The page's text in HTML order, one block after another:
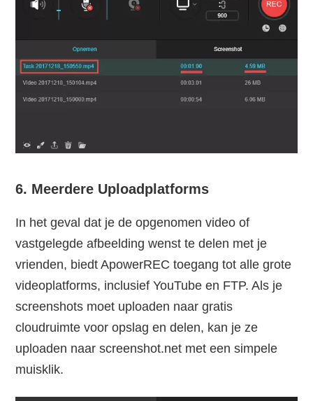
6. Meerdere Uploadplatforms
In het geval dat je de opgenomen video of
vastgelegde afbeelding wenst te delen met je
vrienden, biedt ApowerREC toegang tot alle grote
videoplatforms, inclusief YouTube en FTP. Als je
screenshots moet uploaden naar gratis
cloudruimte voor opslag en delen, kan je ze
uploaden naar screenshot.net met een simpele
muisklik.